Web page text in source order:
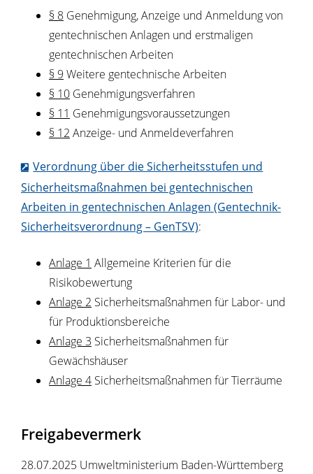
§ 8 Genehmigung, Anzeige und Anmeldung von
gentechnischen Anlagen und erstmaligen
gentechnischen Arbeiten
§ 9 Weitere gentechnische Arbeiten
§ 10 Genehmigungsverfahren
§ 11 Genehmigungsvoraussetzungen
§ 12 Anzeige- und Anmeldeverfahren
Verordnung über die Sicherheitsstufen und
Sicherheitsmaßnahmen bei gentechnischen
Arbeiten in gentechnischen Anlagen (Gentechnik-
Sicherheitsverordnung – GenTSV):
Anlage 1 Allgemeine Kriterien für die
Risikobewertung
Anlage 2 Sicherheitsmaßnahmen für Labor- und
für Produktionsbereiche
Anlage 3 Sicherheitsmaßnahmen für
Gewächshäuser
Anlage 4 Sicherheitsmaßnahmen für Tierräume
Freigabevermerk
28.07.2025 Umweltministerium Baden-Württemberg